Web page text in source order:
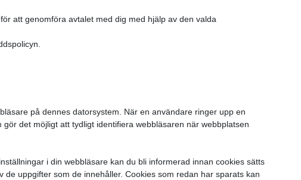
att genomföra avtalet med dig med hjälp av den valda
på dennes datorsystem. När en användare ringer upp en
det möjligt att tydligt identifiera webbläsaren när webbplatsen
i din webbläsare kan du bli informerad innan cookies sätts
uppgifter som de innehåller. Cookies som redan har sparats kan